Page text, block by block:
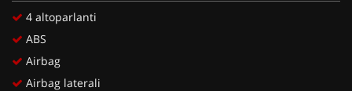
4 altoparlanti
ABS
Airbag
Airbag laterali